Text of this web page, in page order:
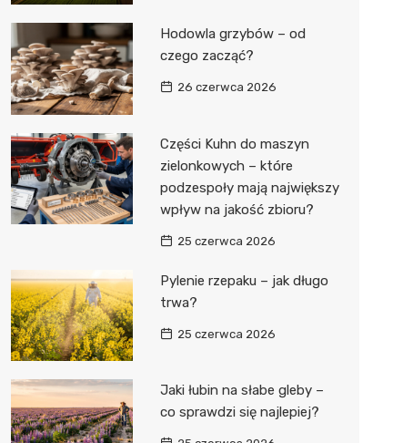
Hodowla grzybów – od
czego zacząć?
26 czerwca 2026
Części Kuhn do maszyn
zielonkowych – które
podzespoły mają największy
wpływ na jakość zbioru?
25 czerwca 2026
Pylenie rzepaku – jak długo
trwa?
25 czerwca 2026
Jaki łubin na słabe gleby –
co sprawdzi się najlepiej?